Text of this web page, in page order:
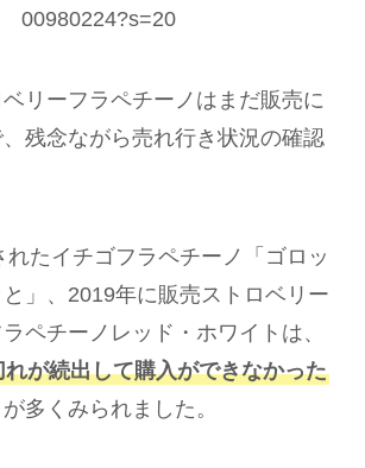
00980224?s=20
リーフラペチーノはまだ販売に
残念ながら売れ行き状況の確認
れたイチゴフラペチーノ「ゴロッ
」、2019年に販売ストロベリー
ペチーノレッド・ホワイトは、
れが続出して購入ができなかった
多くみられました。